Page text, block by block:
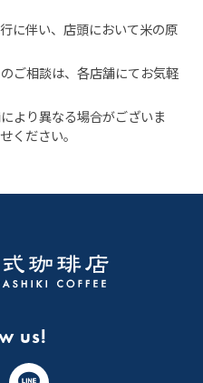
に伴い、店頭において米の原
ご相談は、各店舗にてお気軽
より異なる場合がございま
ください。
us!